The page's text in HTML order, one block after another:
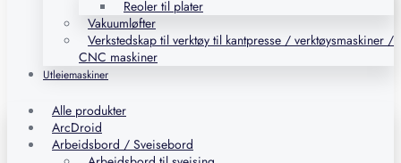
Reoler til plater
Vakuumløfter
Verkstedskap til verktøy til kantpresse / verktøysmaskiner /
CNC maskiner
Utleiemaskiner
Alle produkter
ArcDroid
Arbeidsbord / Sveisebord